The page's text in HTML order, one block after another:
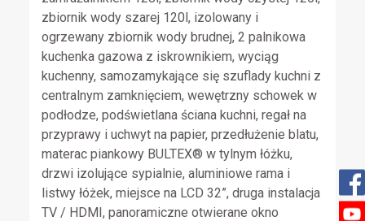
zbiornik wody szarej 120l, izolowany i
ogrzewany zbiornik wody brudnej, 2 palnikowa
kuchenka gazowa z iskrownikiem, wyciąg
kuchenny, samozamykające się szuflady kuchni z
centralnym zamknięciem, wewętrzny schowek w
podłodze, podświetlana ściana kuchni, regał na
przyprawy i uchwyt na papier, przedłużenie blatu,
materac piankowy BULTEX® w tylnym łóżku,
drzwi izolujące sypialnie, aluminiowe rama i
listwy łóżek, miejsce na LCD 32”, druga instalacja
TV / HDMI, panoramiczne otwierane okno